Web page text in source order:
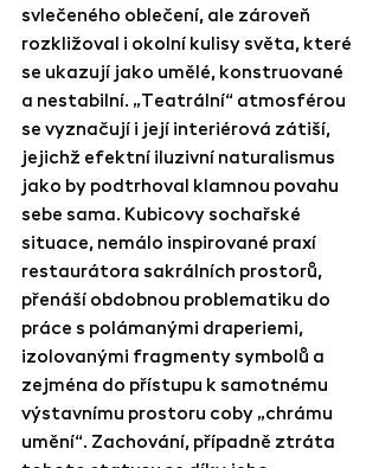
svlečeného oblečení, ale zároveň
rozkližoval i okolní kulisy světa, které
se ukazují jako umělé, konstruované
a nestabilní. „Teatrální“ atmosférou
se vyznačují i její interiérová zátiší,
jejichž efektní iluzivní naturalismus
jako by podtrhoval klamnou povahu
sebe sama. Kubicovy sochařské
situace, nemálo inspirované praxí
restaurátora sakrálních prostorů,
přenáší obdobnou problematiku do
práce s polámanými draperiemi,
izolovanými fragmenty symbolů a
zejména do přístupu k samotnému
výstavnímu prostoru coby „chrámu
umění“. Zachování, případně ztráta